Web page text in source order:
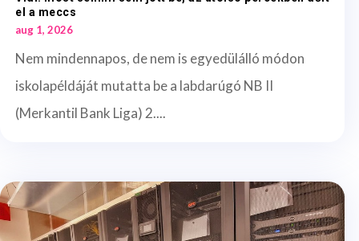
el a meccs
aug 1, 2026
Nem mindennapos, de nem is egyedülálló módon
iskolapéldáját mutatta be a labdarúgó NB II
(Merkantil Bank Liga) 2....